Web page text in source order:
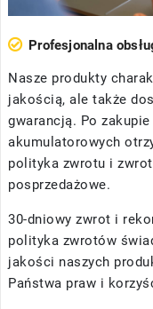
Profesjonalna
Nasze produkty
jakością, ale także
gwarancją. Po
akumulatorowych
polityka zwrotu i
posprzedażowe.
30-dniowy zwrot i
polityka zwrotów
jakości naszych
Państwa praw i